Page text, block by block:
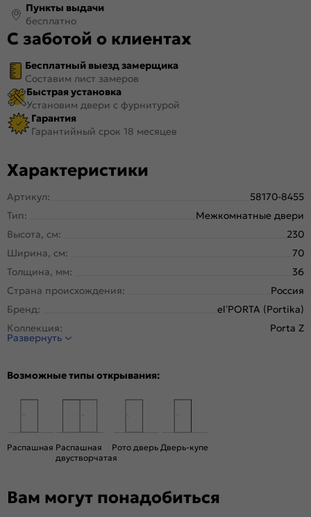
Пункты выдачи
бесплатно
С заботой о клиентах
Бесплатный выезд замерщика
Составим лист замеров
Быстрая установка
Установим двери с фурнитурой
Гарантия
Гарантийный срок 18 месяцев
Характеристики
Артикул:
58170-8455
Тип:
Межкомнатные двери
Высота, см:
230
Ширина, см:
70
Толщина, мм:
36
Страна происхождения:
Россия
Бренд:
el’PORTA (Portika)
Коллекция:
Porta Z
Стиль:
Конструкция двери:
Тип коробки:
Кромка:
Алюминиевая черная матовая
Развернуть
Возможные типы открывания:
Распашная Распашная
двустворчатая
Рото дверь Дверь-купе
Вам могут понадобиться